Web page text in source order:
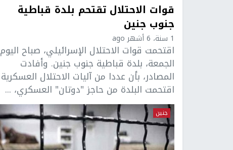
قوات الاحتلال تقتحم بلدة قباطية
جنوب جنين
1 سنة، 6 أشهر ago
اقتحمت قوات الاحتلال الإسرائيلي، صباح اليوم
الجمعة، بلدة قباطية جنوب جنين. وأفادت
المصادر، بأن عددا من آليات الاحتلال العسكرية
اقتحمت البلدة من حاجز "دوتان" العسكري، ...
جنين